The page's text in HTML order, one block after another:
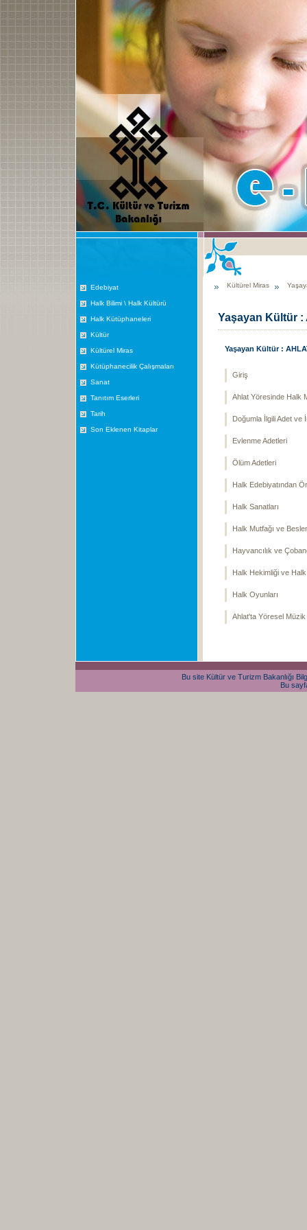
Edebiyat
Halk Bilimi \ Halk Kültürü
Halk Kütüphaneleri
Kültür
Kültürel Miras
Kütüphanecilik Çalışmaları
Sanat
Tanıtım Eserleri
Tarih
Son Eklenen Kitaplar
Kültürel Miras
Yaşayan Kültür :
Yaşayan Kültür :
Giriş
Ahlat Yöresinde Halk
Doğumla İlgili Adet ve
Evlenme Adetleri
Ölüm Adetleri
Halk Edebiyatından
Halk Sanatları
Halk Mutfağı ve
Hayvancılık ve
Halk Hekimliği ve
Halk Oyunları
Ahlat'ta Yöresel
Bu site Kültür ve Turizm Bakanlığı
Bu